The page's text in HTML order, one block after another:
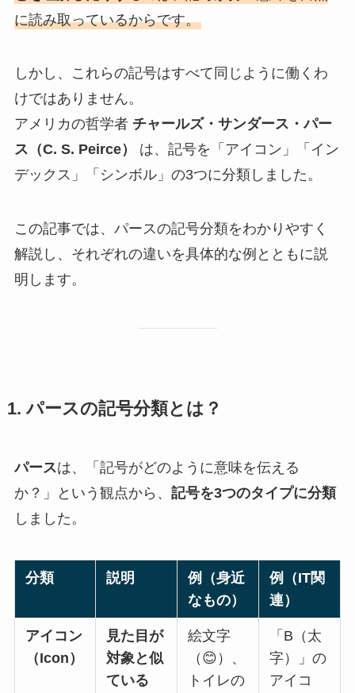
に読み取っているからです。
しかし、これらの記号はすべて同じように働くわ
けではありません。
アメリカの哲学者 チャールズ・サンダース・パー
ス（C. S. Peirce）
は、記号を「アイコン」「イン
デックス」「シンボル」の3つに分類しました。
この記事では、パースの記号分類をわかりやすく
解説し、それぞれの違いを具体的な例とともに説
明します。
1. パースの記号分類とは？
パースは、「記号がどのように意味を伝える
か？」という観点から、 記号を3つのタイプに分類
しました。
分類 説明
例（身近
なもの）
例（IT関
連）
アイコン
（Icon）
見た目が
対象と似
ている
絵文字
（😊）、
トイレの
「B（太
字）」の
アイコ